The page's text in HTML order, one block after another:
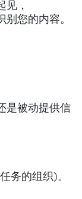
见，
您的内容。
是被动提供信
务的组织)。